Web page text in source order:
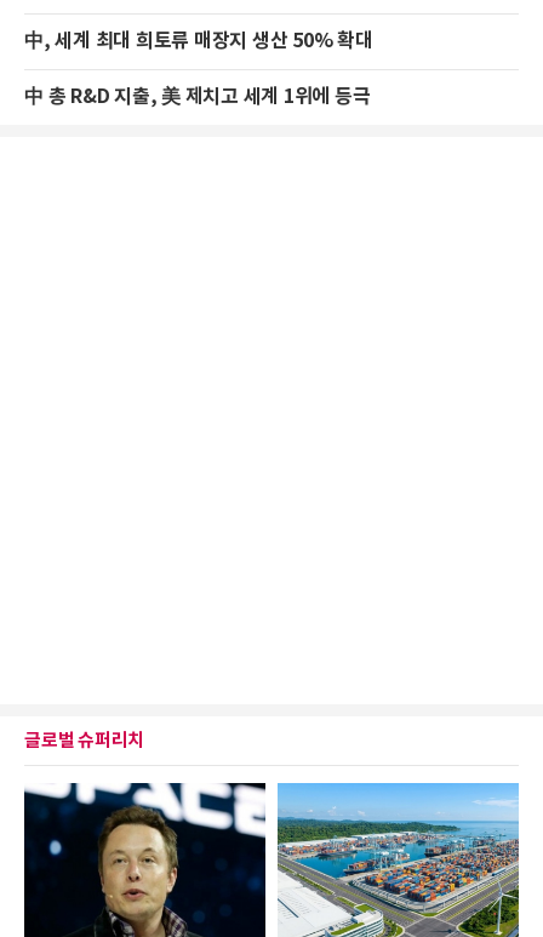
中, 세계 최대 희토류 매장지 생산 50% 확대
中 총 R&D 지출, 美 제치고 세계 1위에 등극
글로벌 슈퍼리치